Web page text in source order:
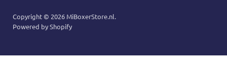
Copyright © 2026 MiBoxerStore.nl.
Powered by Shopify